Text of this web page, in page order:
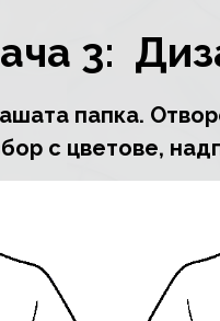
3:
папка.
с цветове,